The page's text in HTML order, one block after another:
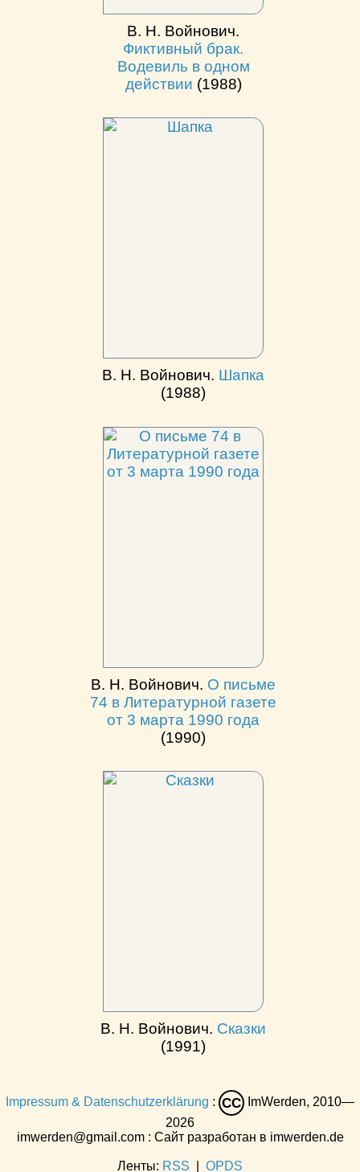
В. Н. Войнович.
Фиктивный брак.
Водевиль в одном
действии (1988)
В. Н. Войнович. Шапка
(1988)
В. Н. Войнович. О письме
74 в Литературной газете
от 3 марта 1990 года
(1990)
В. Н. Войнович. Сказки
(1991)
Impressum & Datenschutzerklärung : CC
ImWerden, 2010—
2026
imwerden@gmail.com : Сайт разработан в imwerden.de
Ленты: RSS OPDS